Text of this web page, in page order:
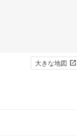
大きな地図